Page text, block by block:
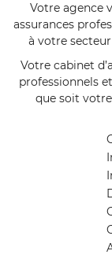
Votre agence
assurances
à votre
Votre cabinet
professionnels
que soit